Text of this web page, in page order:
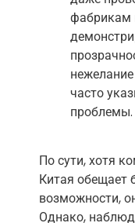
фабрикам
часто
проблемы.
По сути, хотя
Китая обещает
возможности,
Однако,